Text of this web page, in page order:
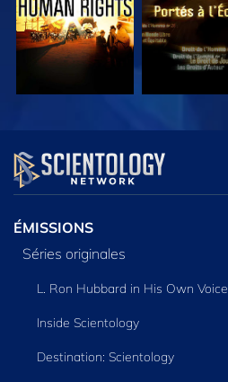
REGARDER REGARDER
ÉMISSIONS
Séries originales
L. Ron Hubbard in His Own Voice
Inside Scientology
Destination: Scientology